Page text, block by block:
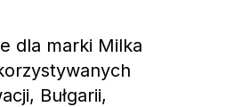
dla marki Milka
Bułgarii,